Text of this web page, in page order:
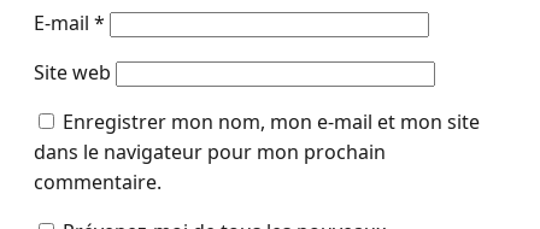
E-mail *
Site web
Enregistrer mon nom, mon e-mail et mon site
dans le navigateur pour mon prochain
commentaire.